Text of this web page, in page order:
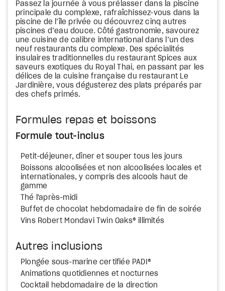
Passez la journée à vous prélasser dans la piscine
principale du complexe, rafraîchissez-vous dans la
piscine de l’île privée ou découvrez cinq autres
piscines d’eau douce. Côté gastronomie, savourez
une cuisine de calibre international dans l’un des
neuf restaurants du complexe. Des spécialités
insulaires traditionnelles du restaurant Spices aux
saveurs exotiques du Royal Thai, en passant par les
délices de la cuisine française du restaurant Le
Jardinière, vous dégusterez des plats préparés par
des chefs primés.
Formules repas et boissons
Formule tout-inclus
Petit-déjeuner, dîner et souper tous les jours
Boissons alcoolisées et non alcoolisées locales et
internationales, y compris des alcools haut de
gamme
Thé l'après-midi
Buffet de chocolat hebdomadaire de fin de soirée
Vins Robert Mondavi Twin Oaks® illimités
Autres inclusions
Plongée sous-marine certifiée PADI®
Animations quotidiennes et nocturnes
Cocktail hebdomadaire de la direction